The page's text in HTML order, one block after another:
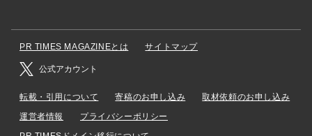
PR TIMES MAGAZINEとは サイトマップ
公式アカウント
転載・引用について 寄稿のお申し込み
取材依頼のお申し込み
運営者情報
プライバシーポリシー